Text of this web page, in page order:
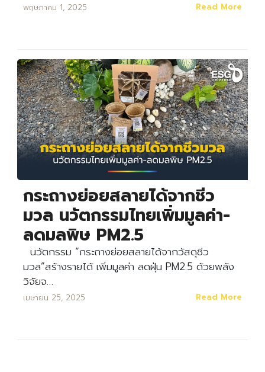
พฤษภาคม 1, 2025 Read More
กระถางย่อยสลายได้จากชีว
มวล นวัตกรรมไทยเพิ่มมูลค่า-
ลดมลพิษ PM2.5
นวัตกรรม “กระถางย่อยสลายได้จากวัสดุชีว
มวล”สร้างรายได้ เพิ่มมูลค่า ลดฝุ่น PM2.5 ด้วยพลัง
วิจัยจ…
เมษายน 25, 2025 Read More